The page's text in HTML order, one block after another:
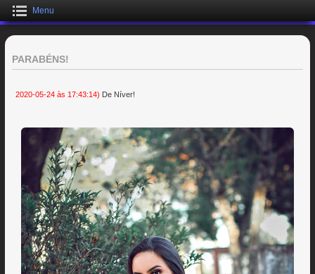
Menu
PARABÉNS!
2020-05-24 às 17:43:14) De Níver!